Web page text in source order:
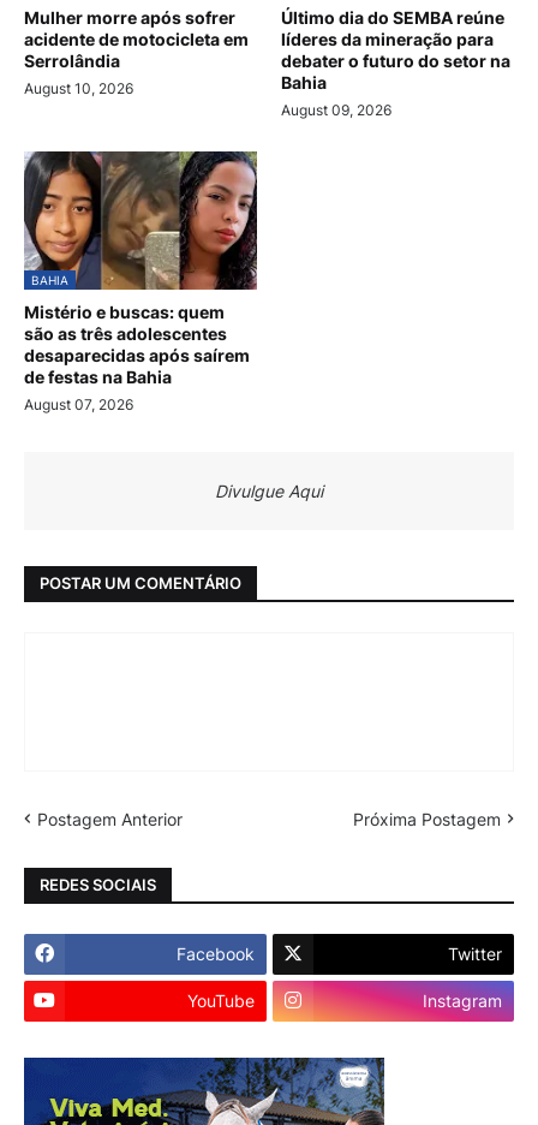
Mulher morre após sofrer
acidente de motocicleta em
Serrolândia
August 10, 2026
Último dia do SEMBA reúne
líderes da mineração para
debater o futuro do setor na
Bahia
August 09, 2026
BAHIA
Mistério e buscas: quem
são as três adolescentes
desaparecidas após saírem
de festas na Bahia
August 07, 2026
Divulgue Aqui
POSTAR UM COMENTÁRIO
Postagem Anterior Próxima Postagem
REDES SOCIAIS
Facebook Twitter
YouTube Instagram